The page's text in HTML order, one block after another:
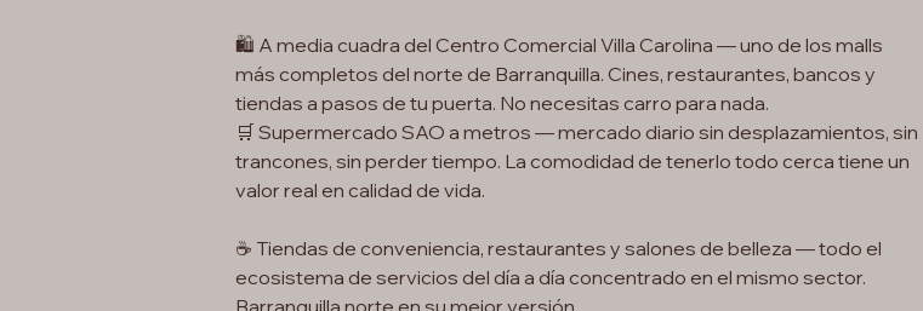
🛍️ A media cuadra del Centro Comercial Villa Carolina — uno de los malls
más completos del norte de Barranquilla. Cines, restaurantes, bancos y
tiendas a pasos de tu puerta. No necesitas carro para nada.
🛒 Supermercado SAO a metros — mercado diario sin desplazamientos, sin
trancones, sin perder tiempo. La comodidad de tenerlo todo cerca tiene un
valor real en calidad de vida.
☕ Tiendas de conveniencia, restaurantes y salones de belleza — todo el
ecosistema de servicios del día a día concentrado en el mismo sector.
Barranquilla norte en su mejor versión.